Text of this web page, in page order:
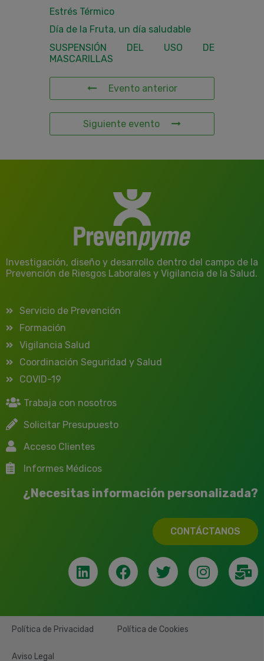
Estrés Térmico
Día de la Fruta, un día saludable
SUSPENSIÓN DEL USO DE
MASCARILLAS
Evento anterior
Siguiente evento
Investigación, diseño y desarrollo dentro del campo de la
Prevención de Riesgos Laborales y Vigilancia de la Salud.
Servicio de Prevención
Formación
Vigilancia Salud
Coordinación Seguridad y Salud
COVID-19
Trabaja con nosotros
Solicitar Presupuesto
Acceso Clientes
Informes Médicos
¿Necesitas información personalizada?
CONTÁCTANOS
Política de Privacidad Política de Cookies
Aviso Legal